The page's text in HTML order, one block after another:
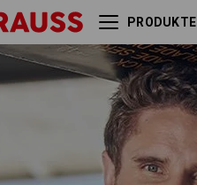
PRODUKTE
e.s. T-Shirt cotton